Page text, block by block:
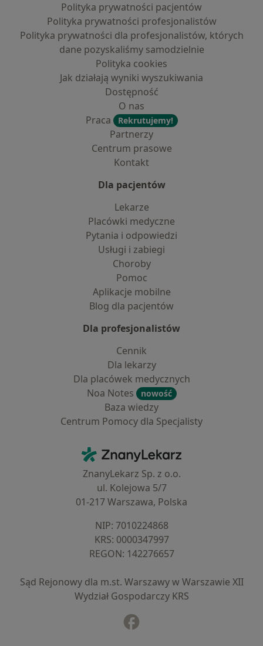
Polityka prywatności pacjentów
Polityka prywatności profesjonalistów
Polityka prywatności dla profesjonalistów, których
dane pozyskaliśmy samodzielnie
Polityka cookies
Jak działają wyniki wyszukiwania
Dostępność
O nas
Praca
Rekrutujemy!
Partnerzy
Centrum prasowe
Kontakt
Dla pacjentów
Lekarze
Placówki medyczne
Pytania i odpowiedzi
Usługi i zabiegi
Choroby
Pomoc
Aplikacje mobilne
Blog dla pacjentów
Dla profesjonalistów
Cennik
Dla lekarzy
Dla placówek medycznych
Noa Notes
nowość
Baza wiedzy
Centrum Pomocy dla Specjalisty
ZnanyLekarz - Strona główna
ZnanyLekarz Sp. z o.o.
ul. Kolejowa 5/7
01-217 Warszawa, Polska
NIP: ⁠7010224868
KRS: ⁠0000347997
REGON: ⁠142276657
Sąd Rejonowy dla m.st. Warszawy w Warszawie XII
Wydział Gospodarczy KRS